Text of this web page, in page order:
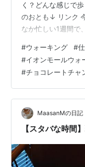
く？どんな感じで
のおとも↓ リンク
なか忙しい1週間で
「あ、そろそろ疲
OFFモードに入っ
れない日も作る。
すべては平日のた
仕事休みの平日も
グトレーニングがマ
#ウォーキング #
#イオンモールウォ
#チョコレートチャ
MaasanMの日記
【スタバな時間